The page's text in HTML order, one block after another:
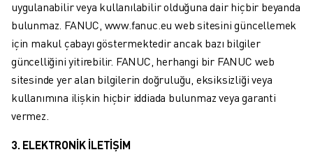
ROBODRILL ÖNLEYICI BAKIM
ROBODRILL SÜRDÜRÜLEBILIRLIK
ROBODRILL ROBOT PAKETI
ROBODRILL EĞITIM PAKETI
ELEKTRIKLI PLASTIK ENJEKSIYON MAKINELERI
ROBOSHOT BULUCU
ROBOSHOT ELEKTRIKLI PLASTIK ENJEKSIYON MAKINELERI
ROBOSHOT DONANIM
uygulanabilir veya kullanılabilir olduğuna dair hiçbir beyanda
bulunmaz. FANUC, www.fanuc.eu web sitesini güncellemek
için makul çabayı göstermektedir ancak bazı bilgiler
güncelliğini yitirebilir. FANUC, herhangi bir FANUC web
sitesinde yer alan bilgilerin doğruluğu, eksiksizliği veya
kullanımına ilişkin hiçbir iddiada bulunmaz veya garanti
vermez.
3. ELEKTRONİK İLETİŞİM